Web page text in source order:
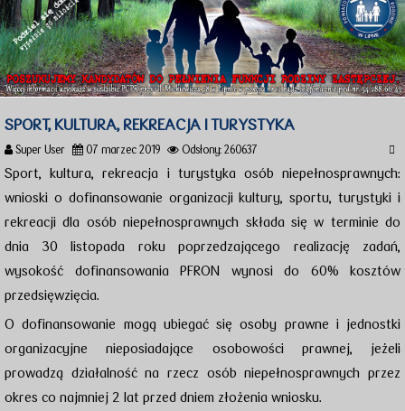
SPORT, KULTURA, REKREACJA I TURYSTYKA
Super User 07 marzec 2019 Odsłony: 260637
Sport, kultura, rekreacja i turystyka osób niepełnosprawnych:
wnioski o dofinansowanie organizacji kultury, sportu, turystyki i
rekreacji dla osób niepełnosprawnych składa się w terminie do
dnia 30 listopada roku poprzedzającego realizację zadań,
wysokość dofinansowania PFRON wynosi do 60% kosztów
przedsięwzięcia.
O dofinansowanie mogą ubiegać się osoby prawne i jednostki
organizacyjne nieposiadające osobowości prawnej, jeżeli
prowadzą działalność na rzecz osób niepełnosprawnych przez
okres co najmniej 2 lat przed dniem złożenia wniosku.